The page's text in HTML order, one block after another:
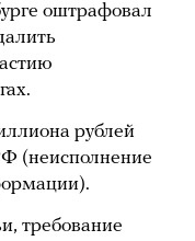
оштрафовал
рублей
(неисполнение
требование